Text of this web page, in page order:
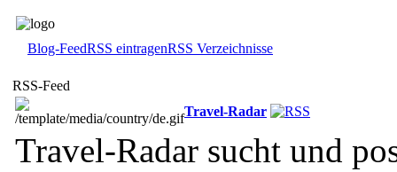
Blog-FeedRSS eintragenRSS Verzeichnisse
RSS-Feed
Travel-Radar
Travel-Radar sucht und